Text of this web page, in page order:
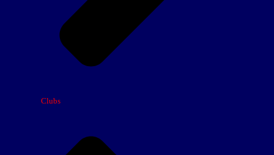
Clubs